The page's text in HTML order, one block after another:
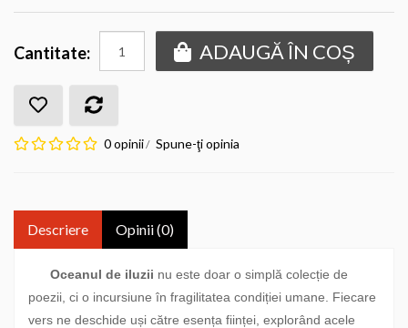
Cantitate: ADAUGĂ ÎN COȘ
0 opinii/ Spune-ţi opinia
Descriere Opinii (0)
Oceanul de iluzii nu este doar o simplă colecție de
poezii, ci o incursiune în fragilitatea condiției umane. Fiecare
vers ne deschide uși către esența ființei, explorând acele